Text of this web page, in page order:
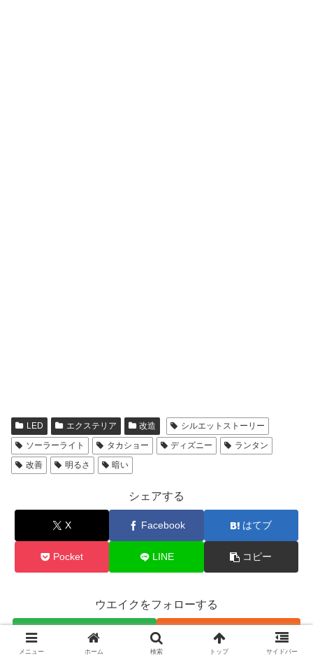
LED エクステリア 改造
シルエットストーリー
ソーラーライト
タカショー ディズニー
ランタン
改善
明るさ 暗い
シェアする
X Facebook はてブ
Pocket LINE コピー
ウエイクをフォローする
メニュー ホーム 検索 トップ サイドバー